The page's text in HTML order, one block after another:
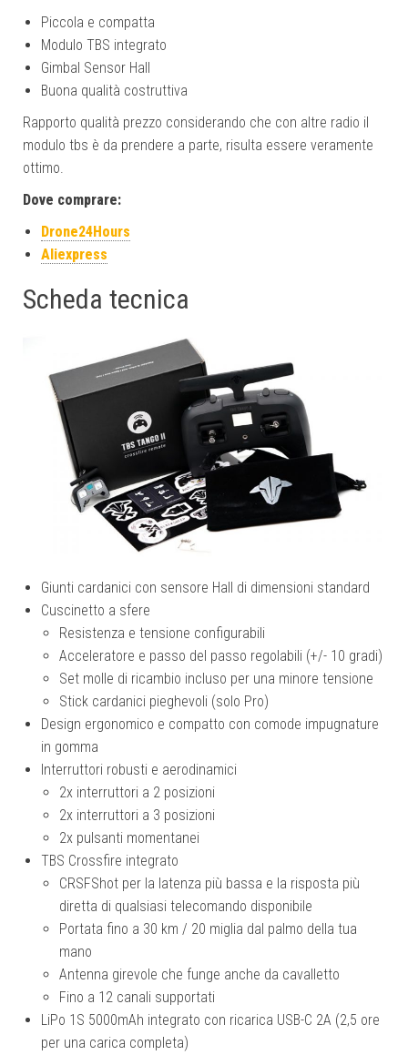
Piccola e compatta
Modulo TBS integrato
Gimbal Sensor Hall
Buona qualità costruttiva
Rapporto qualità prezzo considerando che con altre radio il
modulo tbs è da prendere a parte, risulta essere veramente
ottimo.
Dove comprare:
Drone24Hours
Aliexpress
Scheda tecnica
Giunti cardanici con sensore Hall di dimensioni standard
Cuscinetto a sfere
Resistenza e tensione configurabili
Acceleratore e passo del passo regolabili (+/- 10 gradi)
Set molle di ricambio incluso per una minore tensione
Stick cardanici pieghevoli (solo Pro)
Design ergonomico e compatto con comode impugnature
in gomma
Interruttori robusti e aerodinamici
2x interruttori a 2 posizioni
2x interruttori a 3 posizioni
2x pulsanti momentanei
TBS Crossfire integrato
CRSFShot per la latenza più bassa e la risposta più
diretta di qualsiasi telecomando disponibile
Portata fino a 30 km / 20 miglia dal palmo della tua
mano
Antenna girevole che funge anche da cavalletto
Fino a 12 canali supportati
LiPo 1S 5000mAh integrato con ricarica USB-C 2A (2,5 ore
per una carica completa)